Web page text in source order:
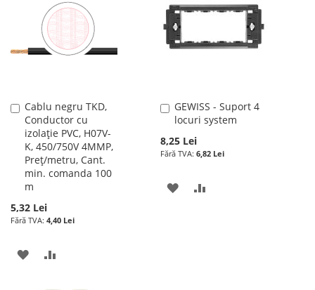
DE
DORINTE
DORINTE
Cablu negru TKD,
Conductor cu
izolație PVC, H07V-
K, 450/750V 4MMP,
Preț/metru, Cant.
min. comanda 100
m
5,32 Lei
4,40 Lei
Adauga
în
cos
ADAUGATI
GEWISS - Suport 4
locuri system
8,25 Lei
6,82 Lei
Adauga
în
ADAUGATI